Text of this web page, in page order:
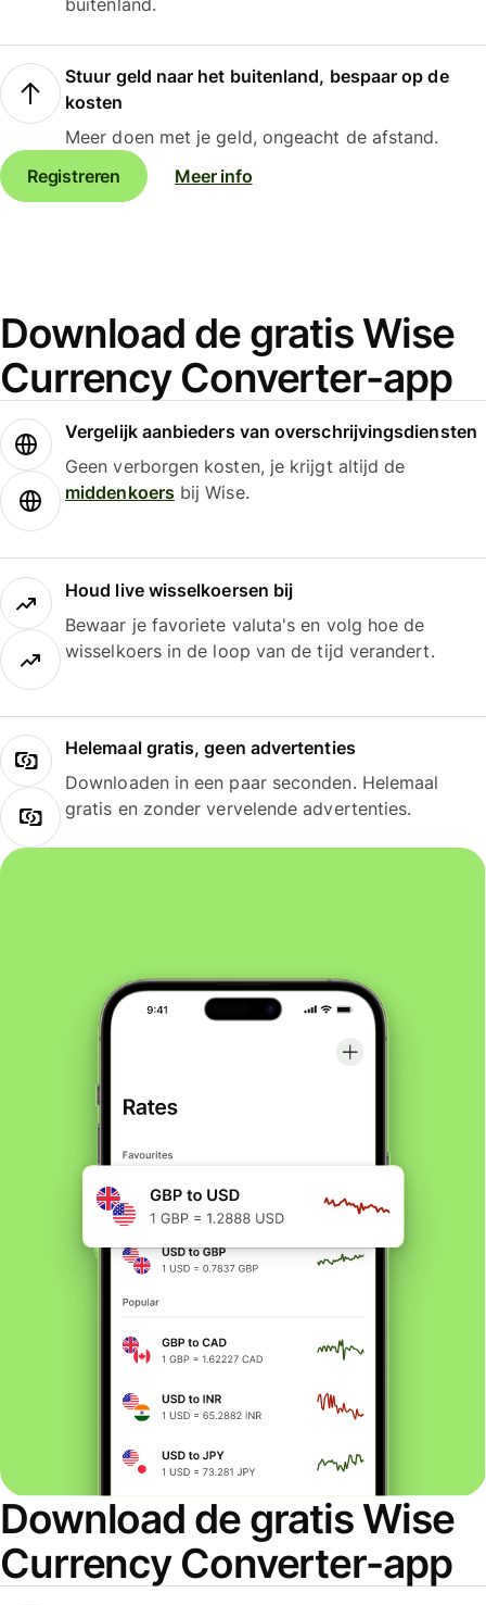
buitenland.
Stuur geld naar het buitenland, bespaar op de
kosten
Meer doen met je geld, ongeacht de afstand.
Registreren
Meer info
Download de gratis Wise
Currency Converter-app
Vergelijk aanbieders van overschrijvingsdiensten
Geen verborgen kosten, je krijgt altijd de
middenkoersbij Wise.
Houd live wisselkoersen bij
Bewaar je favoriete valuta's en volg hoe de
wisselkoers in de loop van de tijd verandert.
Helemaal gratis, geen advertenties
Downloaden in een paar seconden. Helemaal
gratis en zonder vervelende advertenties.
Download de gratis Wise
Currency Converter-app